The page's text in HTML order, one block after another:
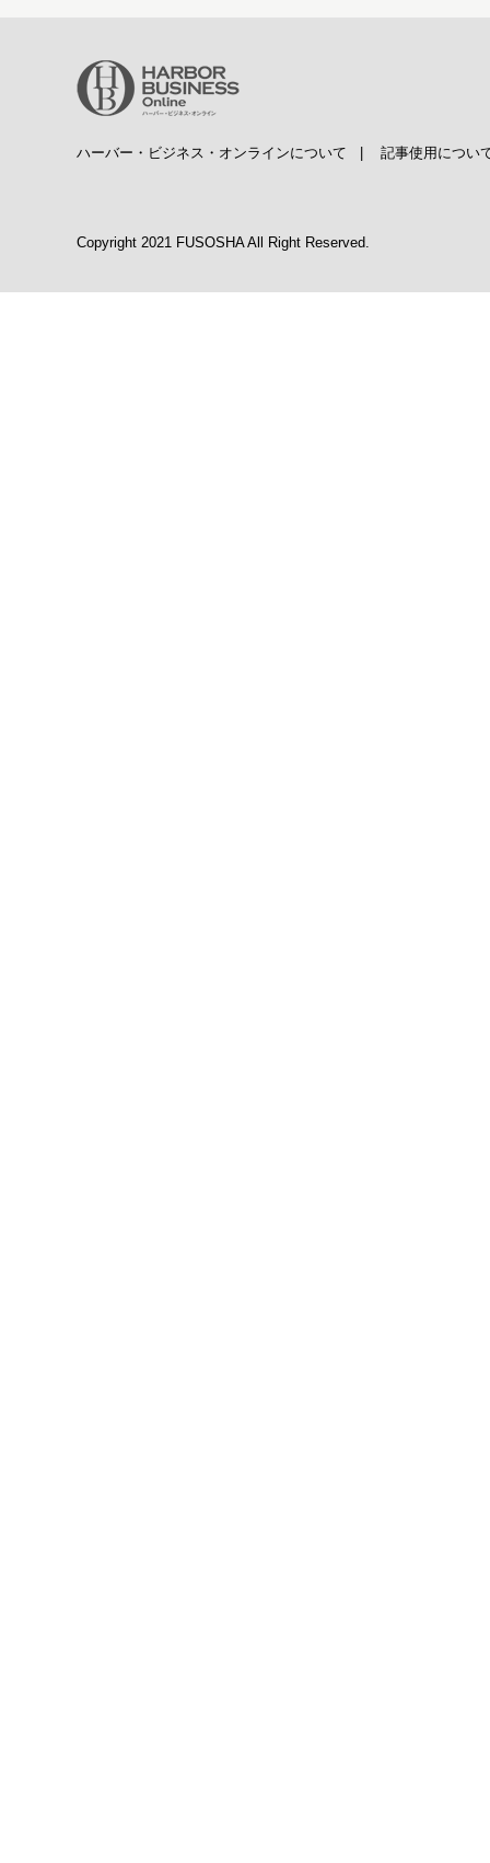
ハーバー・ビジネス・オンラインについて 記事使用につい
Copyright 2021 FUSOSHA All Right Reserved.